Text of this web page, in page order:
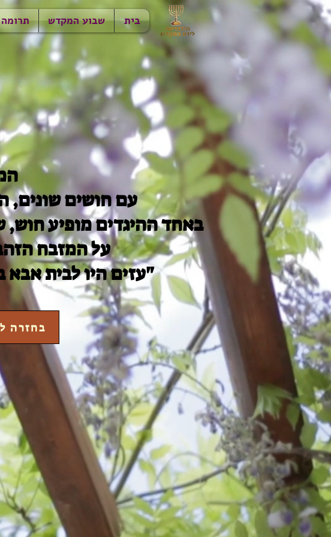
בית שבוע המקדש
עם חושים שונים,
באחד ההיגדים מופיע חוש,
על המזבח
"עזים היו לבית
בחזרה